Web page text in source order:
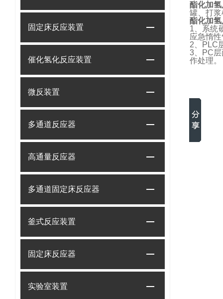
固定床反应装置
催化氢化反应装置
微反装置
多通道反应器
高通量反应器
多通道固定床反应器
釜式反应装置
固定床反应器
实验室装置
酯化加
罐、打
酯化加
1、系统
应急惰
2、PLC
3、PC
作处理。